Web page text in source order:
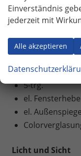
Lenksäule
teilbar
5-trg.
el.
el.
Licht und Sicht
Einverständnis
jederzeit mit
Alle akzeptieren